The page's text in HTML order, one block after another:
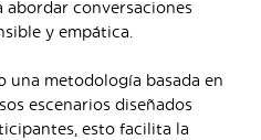
abordar conversaciones
y empática.
una metodología basada en
escenarios diseñados
esto facilita la